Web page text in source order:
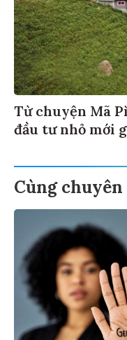
Từ chuyện Mã
đầu tư nhỏ mới
Cùng